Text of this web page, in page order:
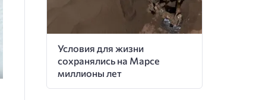
Условия для жизни
сохранялись на Марсе
миллионы лет